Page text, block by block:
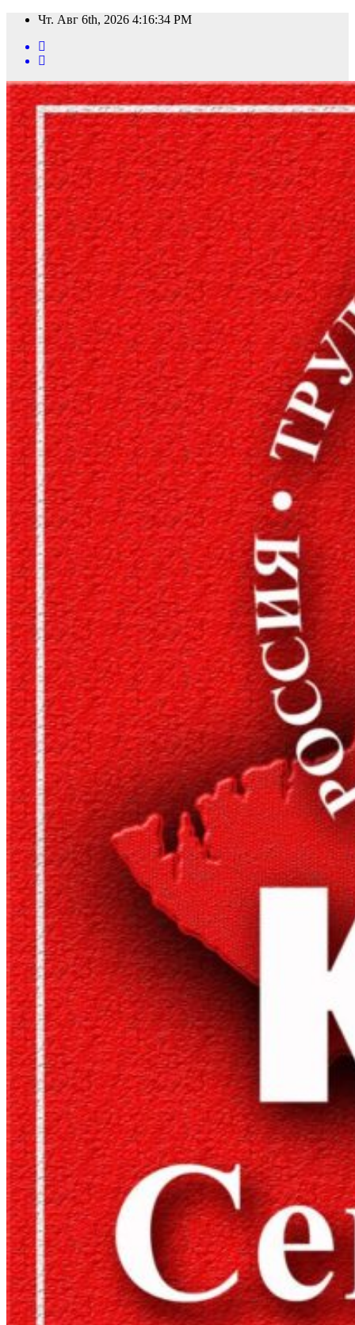
Перейти
содержимому
Чт. Авг 6th, 2026 4:16:36 PM